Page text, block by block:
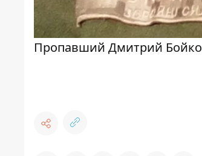
Пропавший Дмитрий Бойко